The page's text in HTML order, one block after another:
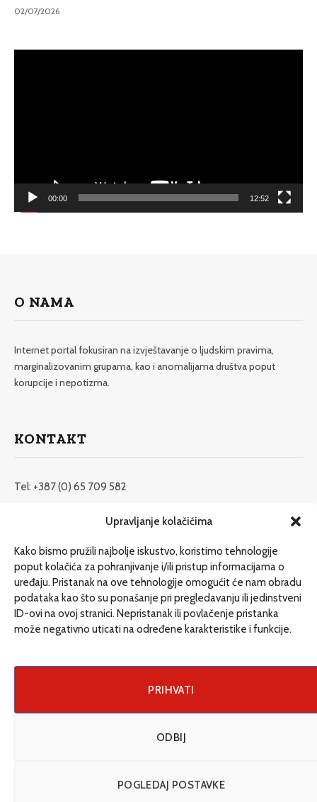
Upravljanje kolačićima
Kako bismo pružili najbolje iskustvo, koristimo tehnologije
poput kolačića za pohranjivanje i/ili pristup informacijama o
uređaju. Pristanak na ove tehnologije omogućit će nam obradu
podataka kao što su ponašanje pri pregledavanju ili jedinstveni
ID-ovi na ovoj stranici. Nepristanak ili povlačenje pristanka
može negativno uticati na određene karakteristike i funkcije.
PRIHVATI
ODBIJ
POGLEDAJ POSTAVKE
02/07/2026
00:00 12:52
O NAMA
Internet portal fokusiran na izvještavanje o ljudskim pravima,
marginalizovanim grupama, kao i anomalijama društva poput
korupcije i nepotizma.
KONTAKT
Tel: +387 (0) 65 709 582
redakcija@etrafika.net
Dosije
Drugi pišu
Društvo